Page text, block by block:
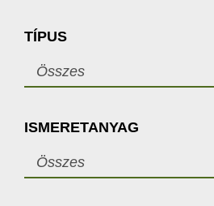
TÍPUS
Összes
ISMERETANYAG
Összes